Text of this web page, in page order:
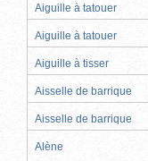
Aiguille à tatouer
Aiguille à tatouer
Aiguille à tisser
Aisselle de barrique
Aisselle de barrique
Alène